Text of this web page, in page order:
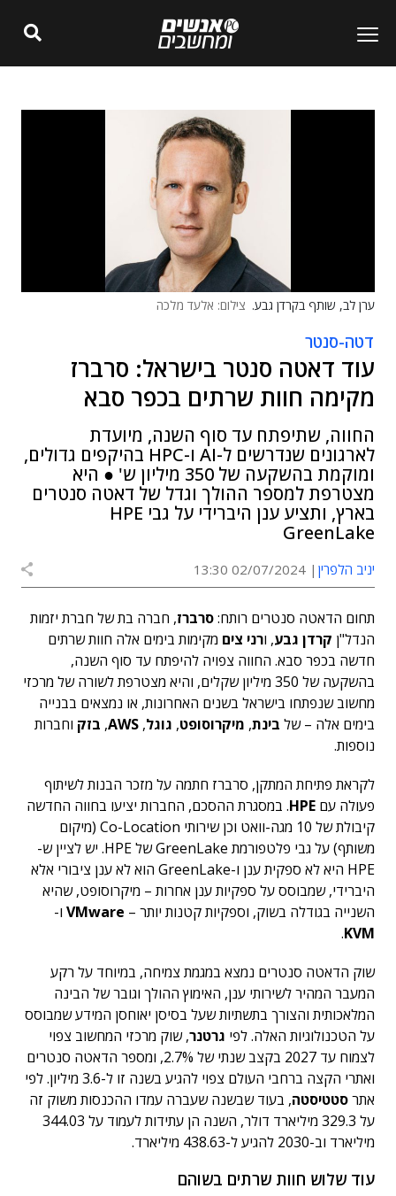
ערן לב, שותף בקרדן גבע. צילום: אלעד מלכה
דטה-סנטר
עוד דאטה סנטר בישראל: סרברז
מקימה חוות שרתים בכפר סבא
החווה, שתיפתח עד סוף השנה, מיועדת
לארגונים שנדרשים ל-AI ו-HPC בהיקפים גדולים,
ומוקמת בהשקעה של 350 מיליון ש' ● היא
מצטרפת למספר ההולך וגדל של דאטה סנטרים
בארץ, ותציע ענן היברידי על גבי HPE
GreenLake
יניב הלפרין 02/07/2024 13:30
תחום הדאטה סנטרים רותח:סרברז, חברה בת של חברת יזמות
הנדל"ן קרדן גבע, ורני צים מקימות בימים אלה חוות שרתים
חדשה בכפר סבא. החווה צפויה להיפתח עד סוף השנה,
בהשקעה של 350 מיליון שקלים, והיא מצטרפת לשורה של מרכזי
מחשוב שנפתחו בישראל בשנים האחרונות, או נמצאים בבנייה
בימים אלה – של בינת, מיקרוסופט, גוגל,
AWS
, בזק וחברות
נוספות.
לקראת פתיחת המתקן, סרברז חתמה על מזכר הבנות לשיתוף
פעולה עם HPE. במסגרת ההסכם, החברות יציעו בחווה החדשה
קיבולת של 10 מגה-וואט וכן שירותי Co-Location (מיקום
משותף) על גבי פלטפורמת GreenLake של HPE. יש לציין ש-
HPE היא לא ספקית ענן ו-GreenLake הוא לא ענן ציבורי אלא
היברידי, שמבוסס על ספקיות ענן אחרות – מיקרוסופט, שהיא
השנייה בגודלה בשוק, וספקיות קטנות יותר – VMware ו-
KVM
.
שוק הדאטה סנטרים נמצא במגמת צמיחה, במיוחד על רקע
המעבר המהיר לשירותי ענן, האימוץ ההולך וגובר של הבינה
המלאכותית והצורך בתשתיות שעל בסיסן יאוחסן המידע שמבוסס
על הטכנולוגיות האלה. לפי גרטנר, שוק מרכזי המחשוב צפוי
לצמוח עד 2027 בקצב שנתי של 2.7%, ומספר הדאטה סנטרים
ואתרי הקצה ברחבי העולם צפוי להגיע בשנה זו ל-3.6 מיליון. לפי
אתרסטטיסטה, בעוד שבשנה שעברה עמדו ההכנסות משוק זה
על 329.3 מיליארד דולר, השנה הן עתידות לעמוד על 344.03
מיליארד וב-2030 להגיע ל-438.63 מיליארד.
עוד שלוש חוות שרתים בשוהם